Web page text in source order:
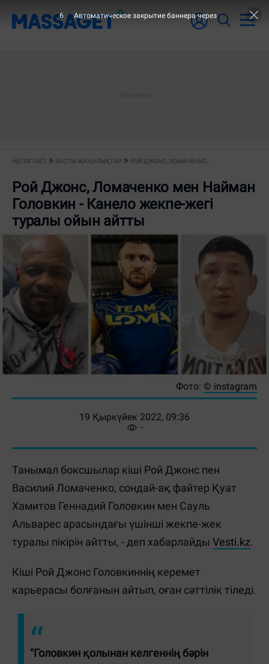
НЕГІЗГІ БЕТ БАСТЫ ЖАҢАЛЫҚТАР РОЙ ДЖОНС, ЛОМАЧЕНКО...
Рой Джонс, Ломаченко мен Найман
Головкин - Канело жекпе-жегі
туралы ойын айтты
Фото: © instagram
19 Қыркүйек 2022, 09:36
Танымал боксшылар кіші Рой Джонс пен
Василий Ломаченко, сондай-ақ файтер Қуат
Хамитов Геннадий Головкин мен Сауль
Альварес арасындағы үшінші жекпе-жек
туралы пікірін айтты, - деп хабарлайды Vesti.kz.
Кіші Рой Джонс Головкиннің керемет
карьерасы болғанын айтып, оған сәттілік тіледі.
"Головкин қолынан келгеннің бәрін
5 Автоматическое закрытие баннера через